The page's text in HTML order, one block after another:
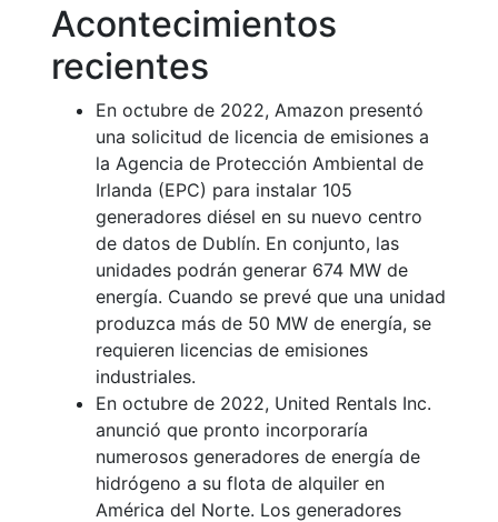
Acontecimientos
recientes
En octubre de 2022, Amazon presentó
una solicitud de licencia de emisiones a
la Agencia de Protección Ambiental de
Irlanda (EPC) para instalar 105
generadores diésel en su nuevo centro
de datos de Dublín. En conjunto, las
unidades podrán generar 674 MW de
energía. Cuando se prevé que una unidad
produzca más de 50 MW de energía, se
requieren licencias de emisiones
industriales.
En octubre de 2022, United Rentals Inc.
anunció que pronto incorporaría
numerosos generadores de energía de
hidrógeno a su flota de alquiler en
América del Norte. Los generadores